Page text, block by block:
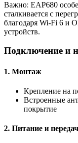
Важно: EAP680
сталкивается с
благодаря Wi-Fi 6 и
устройств.
Подключение и
1. Монтаж
Крепление на
Встроенные
покрытие
2. Питание и